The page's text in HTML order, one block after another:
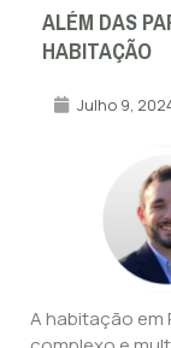
ALÉM DAS
HABITAÇÃO
Julho 9,
A habitação em